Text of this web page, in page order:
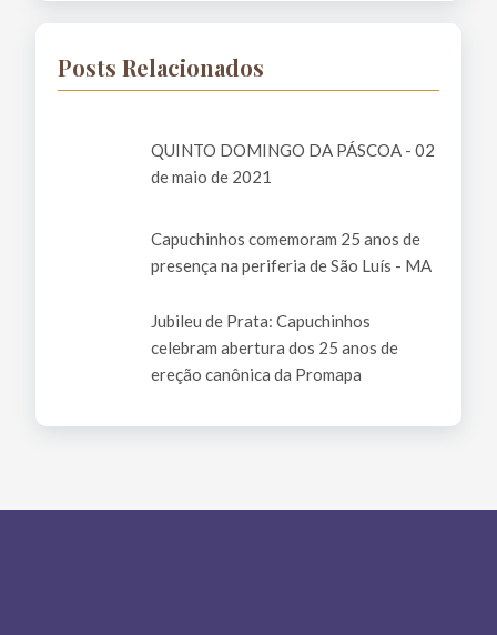
Posts Relacionados
QUINTO DOMINGO DA PÁSCOA - 02
de maio de 2021
Capuchinhos comemoram 25 anos de
presença na periferia de São Luís - MA
Jubileu de Prata: Capuchinhos
celebram abertura dos 25 anos de
ereção canônica da Promapa